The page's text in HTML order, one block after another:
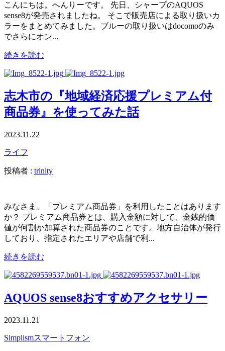
こんにちは。へんりーです。 先日、シャープのAQUOS
sense8が発売されましたね。 そこで販売店による取り扱いカ
ラーをまとめてみました。ブルーの取り扱いはdocomoのみ
でさらにオン...
続きを読む
志木市の『地域経済応援プレミアム付
商品券』を使ってみた話
2023.11.22
ライフ
投稿者 : trinity
みなさま、「プレミアム商品券」を利用したことはあります
か？ プレミアム商品券とは、購入金額に対して、金銭的価
値が何割か加算された商品券のことです。地方自治体が発行
しており、指定されたエリアや店舗で利...
続きを読む
AQUOS sense8おすすめアクセサリー
2023.11.21
Simplismスマートフォン